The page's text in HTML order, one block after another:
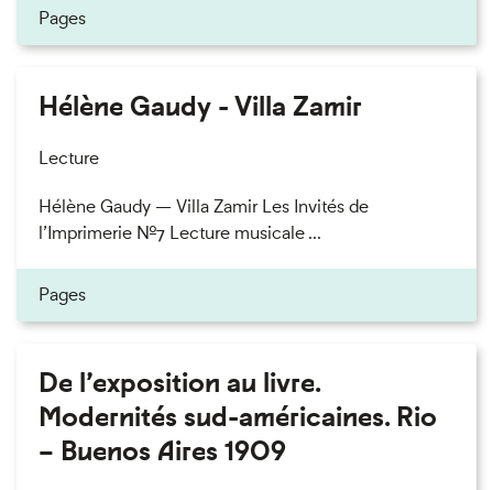
Pages
Hélène Gaudy - Villa Zamir
Lecture
Hélène Gaudy — Villa Zamir Les Invités de
l’Imprimerie n°7 Lecture musicale ...
Pages
De l’exposition au livre.
Modernités sud-américaines. Rio
– Buenos Aires 1909